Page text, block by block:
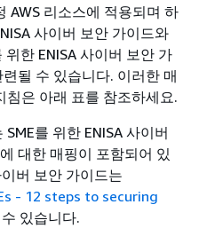
AWS 리소스에 적용되며 하
사이버 보안 가이드와
한 ENISA 사이버 보안 가
될 수 있습니다. 이러한 매
침은 아래 표를 참조하세요.
를 위한 ENISA 사이버
대한 매핑이 포함되어 있
버 보안 가이드는
- 12 steps to securing
있습니다.